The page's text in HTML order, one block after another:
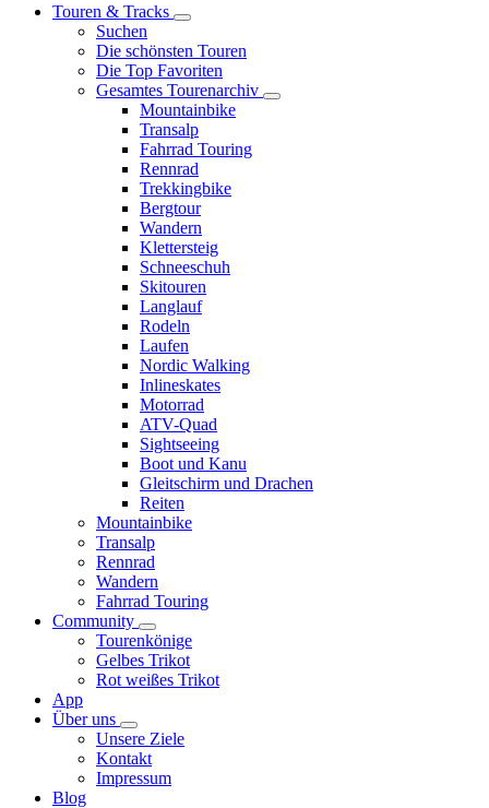
Touren & Tracks
Suchen
Die schönsten Touren
Die Top Favoriten
Gesamtes Tourenarchiv
Mountainbike
Transalp
Fahrrad Touring
Rennrad
Trekkingbike
Bergtour
Wandern
Klettersteig
Schneeschuh
Skitouren
Langlauf
Rodeln
Laufen
Nordic Walking
Inlineskates
Motorrad
ATV-Quad
Sightseeing
Boot und Kanu
Gleitschirm und Drachen
Reiten
Mountainbike
Transalp
Rennrad
Wandern
Fahrrad Touring
Community
Tourenkönige
Gelbes Trikot
Rot weißes Trikot
App
Über uns
Unsere Ziele
Kontakt
Impressum
Blog